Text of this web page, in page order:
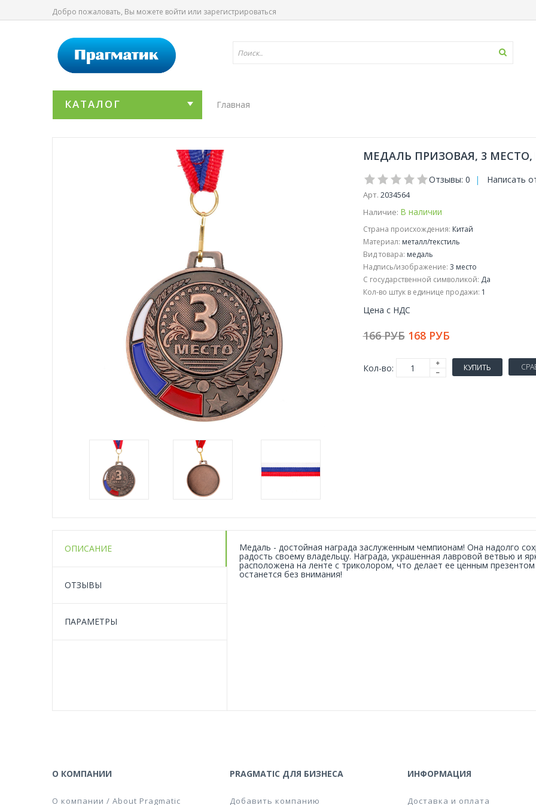
Добро пожаловать, Вы можете войти или зарегистрироваться
КАТАЛОГ Главная
МЕДАЛЬ ПРИЗОВАЯ, 3 МЕСТО,
Отзывы: 0 | Написать
Арт. 2034564
Наличие: В наличии
Страна происхождения: Китай
Материал: металл/текстиль
Вид товара: медаль
Надпись/изображение: 3 место
С государственной символикой: Да
Кол-во штук в единице продажи: 1
Цена с НДС
166 РУБ 168 РУБ
Кол-во: КУПИТЬ
ОПИСАНИЕ
ОТЗЫВЫ
ПАРАМЕТРЫ
Медаль - достойная награда заслуженным чемпионам! Она надолго
радость своему владельцу. Награда, украшенная лавровой ветвью и
расположена на ленте с триколором, что делает ее ценным
останется без внимания!
О КОМПАНИИ
О компании / About Pragmatic
PRAGMATIC ДЛЯ БИЗНЕСА
Добавить компанию
ИНФОРМАЦИЯ
Доставка и оплата